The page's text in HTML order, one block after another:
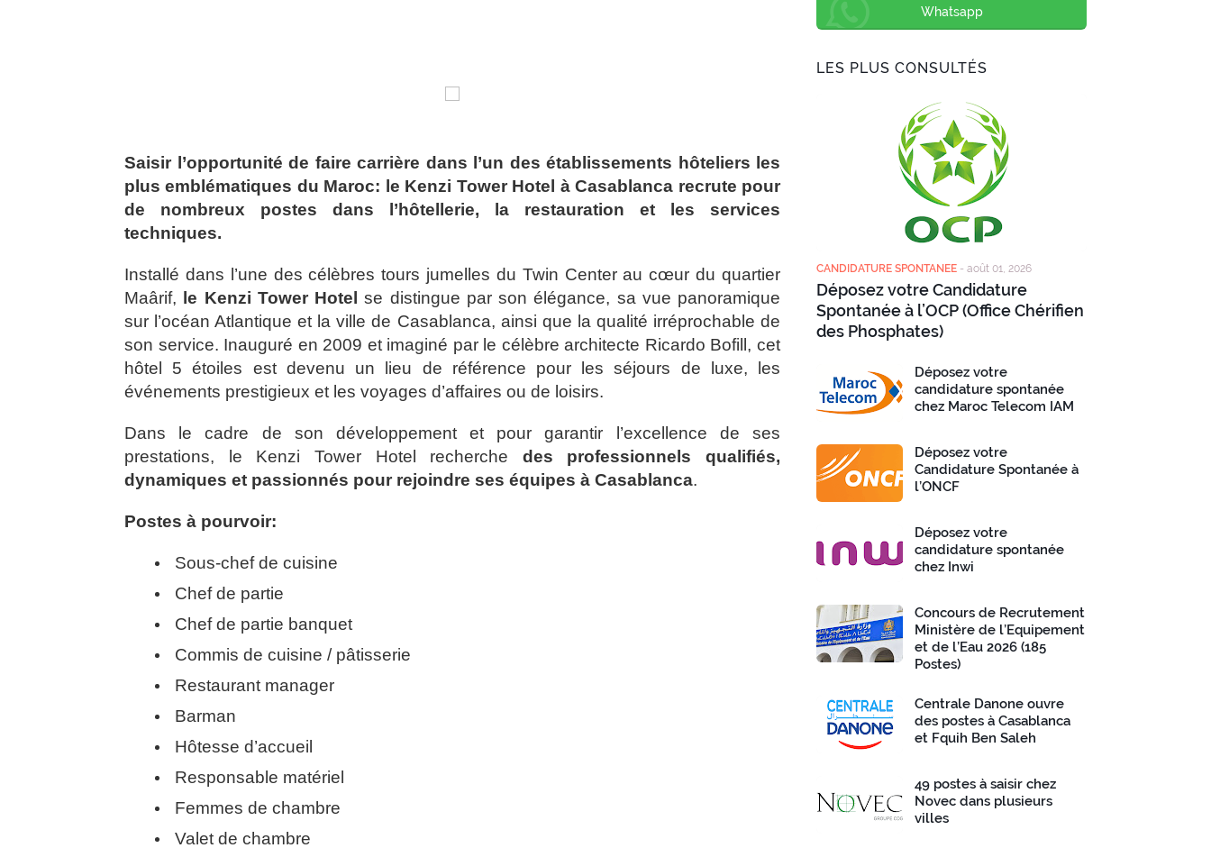
Saisir l’opportunité de faire carrière dans l’un des établissements hôteliers les
plus emblématiques du Maroc: le Kenzi Tower Hotel à Casablanca recrute pour
de nombreux postes dans l’hôtellerie, la restauration et les services
techniques.
Installé dans l’une des célèbres tours jumelles du Twin Center au cœur du quartier
Maârif,
le Kenzi Tower Hotel
se distingue par son élégance, sa vue panoramique
sur l’océan Atlantique et la ville de Casablanca, ainsi que la qualité irréprochable de
son service. Inauguré en 2009 et imaginé par le célèbre architecte Ricardo Bofill, cet
hôtel 5 étoiles est devenu un lieu de référence pour les séjours de luxe, les
événements prestigieux et les voyages d’affaires ou de loisirs.
Dans le cadre de son développement et pour garantir l’excellence de ses
prestations, le Kenzi Tower Hotel recherche des professionnels qualifiés,
dynamiques et passionnés pour rejoindre ses équipes à Casablanca.
Postes à pourvoir:
Sous-chef de cuisine
Chef de partie
Chef de partie banquet
Commis de cuisine / pâtisserie
Restaurant manager
Barman
Hôtesse d’accueil
Responsable matériel
Femmes de chambre
Valet de chambre
Whatsapp
LES PLUS CONSULTÉS
CANDIDATURE SPONTANEE - août 01, 2026
Déposez votre Candidature
Spontanée à l’OCP (Office Chérifien
des Phosphates)
Déposez votre
candidature spontanée
chez Maroc Telecom IAM
Déposez votre
Candidature Spontanée à
l’ONCF
Déposez votre
candidature spontanée
chez Inwi
Concours de Recrutement
Ministère de l’Equipement
et de l’Eau 2026 (185
Postes)
Centrale Danone ouvre
des postes à Casablanca
et Fquih Ben Saleh
49 postes à saisir chez
Novec dans plusieurs
villes